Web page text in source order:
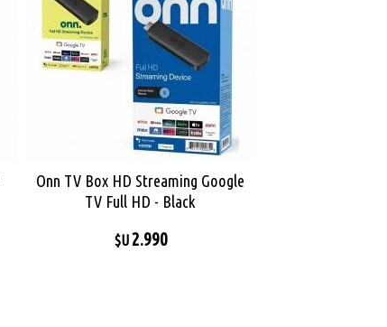
Onn TV Box HD Streaming Google
TV Full HD - Black
$U2.990